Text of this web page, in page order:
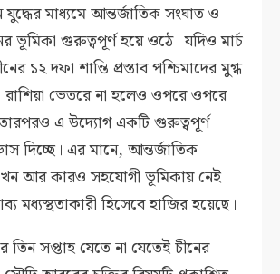
যুদ্ধের মাধ্যমে আন্তর্জাতিক সংঘাত ও
ভূমিকা গুরুত্বপূর্ণ হয়ে ওঠে। যদিও মার্চ
১২ দফা শান্তি প্রস্তাব পশ্চিমাদের মুগ্ধ
রাশিয়া ভেতরে না হলেও ওপরে ওপরে
তারপরও এ উদ্যোগ একটি গুরুত্বপূর্ণ
দিচ্ছে। এর মানে, আন্তর্জাতিক
আর কারও সহযোগী ভূমিকায় নেই।
মধ্যস্থতাকারী হিসেবে হাজির হয়েছে।
তিন সপ্তাহ যেতে না যেতেই চীনের